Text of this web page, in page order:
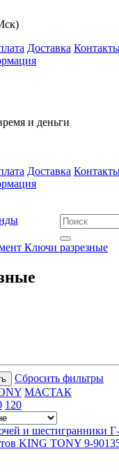
Доставка
и деньги
Доставка
Ключи разрезные
Сбросить фильтры
МАСТАК
120
и шестигранники
KING TONY 9-